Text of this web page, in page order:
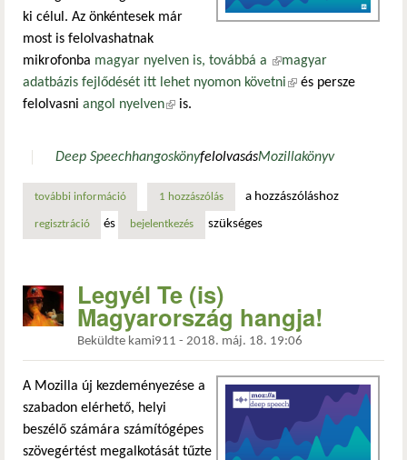
ki célul. Az önkéntesek már
most is felolvashatnak
mikrofonba magyar nyelven is, továbbá a (külső hivatkozás)
magyar
adatbázis fejlődését itt lehet nyomon követni(külső hivatkozás)
és persze
felolvasni angol nyelven(külső hivatkozás)
is.
Deep SpeechhangoskönyfelolvasásMozillakönyv
további információlegyél te (is) magyarország hangja! tartalommal
1 hozzászólás a hozzászóláshoz
regisztráció és bejelentkezés szükséges
Legyél Te (is)
Magyarország hangja!
Beküldte kami911 - 2018. máj. 18. 19:06
A Mozilla új kezdeményezése a
szabadon elérhető, helyi
beszélő számára számítógépes
szövegértést megalkotását tűzte